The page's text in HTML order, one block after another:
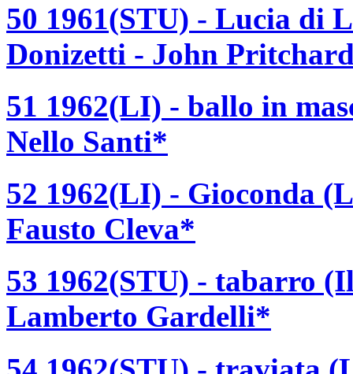
50 1961(STU) - Lucia di
Donizetti - John
51 1962(LI) - ballo in
Nello Santi*
52 1962(LI) - Gioconda
Fausto Cleva*
53 1962(STU) - tabarro
Lamberto Gardelli*